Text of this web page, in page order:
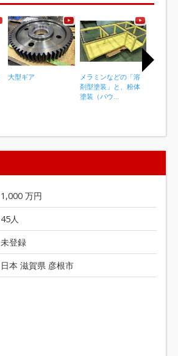
大型ギア
メラミンなどの「溶
剤型塗装」と、粉体
塗装（パウ...
1,000 万円
45人
未登録
日本 滋賀県 彦根市